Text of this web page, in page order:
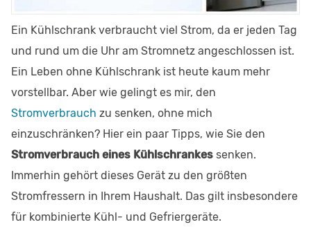
Ein Kühlschrank verbraucht viel Strom, da er jeden Tag
und rund um die Uhr am Stromnetz angeschlossen ist.
Ein Leben ohne Kühlschrank ist heute kaum mehr
vorstellbar. Aber wie gelingt es mir, den
Stromverbrauch zu senken, ohne mich
einzuschränken? Hier ein paar Tipps, wie Sie den
Stromverbrauch eines Kühlschrankes senken.
Immerhin gehört dieses Gerät zu den größten
Stromfressern in Ihrem Haushalt. Das gilt insbesondere
für kombinierte Kühl- und Gefriergeräte.